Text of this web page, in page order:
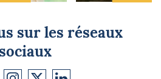
sur les réseaux
sociaux